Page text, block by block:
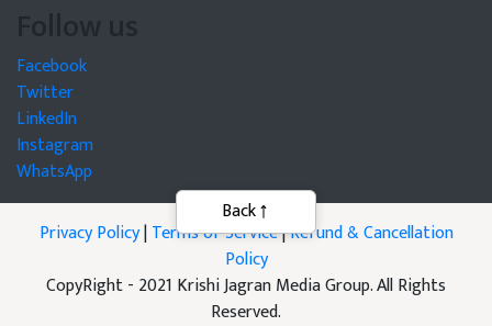
Follow us
Facebook
Twitter
LinkedIn
Instagram
WhatsApp
Privacy Policy|Terms of Service|Refund & Cancellation
Policy
CopyRight - 2021 Krishi Jagran Media Group. All Rights
Reserved.